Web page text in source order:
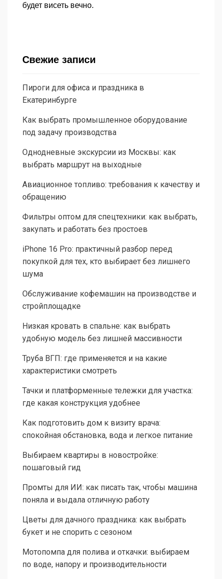
будет висеть вечно.
Свежие записи
Пироги для офиса и праздника в
Екатеринбурге
Как выбрать промышленное оборудование
под задачу производства
Однодневные экскурсии из Москвы: как
выбрать маршрут на выходные
Авиационное топливо: требования к качеству и
обращению
Фильтры оптом для спецтехники: как выбрать,
закупать и работать без простоев
iPhone 16 Pro: практичный разбор перед
покупкой для тех, кто выбирает без лишнего
шума
Обслуживание кофемашин на производстве и
стройплощадке
Низкая кровать в спальне: как выбрать
удобную модель без лишней массивности
Труба ВГП: где применяется и на какие
характеристики смотреть
Тачки и платформенные тележки для участка:
где какая конструкция удобнее
Как подготовить дом к визиту врача:
спокойная обстановка, вода и легкое питание
Выбираем квартиры в новостройке:
пошаговый гид
Промты для ИИ: как писать так, чтобы машина
поняла и выдала отличную работу
Цветы для дачного праздника: как выбрать
букет и не спорить с сезоном
Мотопомпа для полива и откачки: выбираем
по воде, напору и производительности